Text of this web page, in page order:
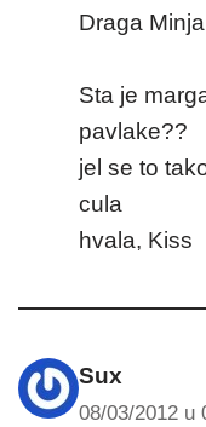
Draga
Sta je
pavlake??
jel se to
cula
hvala, Kiss
Sux
08/03/2012 u